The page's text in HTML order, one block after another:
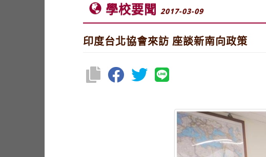
學校要聞 2017-03-09
印度台北協會來訪 座談新南向政策